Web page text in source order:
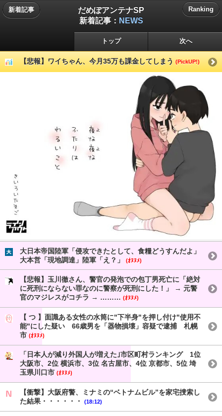
新着記事
だめぽアンテナSP
新着記事： NEWS
Ranking
トップ 次へ
【悲報】ワイちゃん、今月35万も課金してしまう (PickUP!)
大日本帝国陸軍「侵攻できたとして、食糧どうすんだよ」
大本営「現地調達」陸軍「え？」
(ｵﾇﾇﾒ)
【悲報】玉川徹さん、警官の発泡での包丁男死亡に「絶対
に死刑にならない罪なのに警察が死刑にした！」 → 元警
官のマジレスがコチラ → ……… (ｵﾇﾇﾒ)
【 つ 】面識ある女性の水筒に"下半身"を押し付け"使用不
能"にした疑い 66歳男を「器物損壊」容疑で逮捕 札幌
市 (ｵﾇﾇﾒ)
「日本人が減り外国人が増えた｣市区町村ランキング 1位
大阪市、2位 横浜市、3位 名古屋市、4位 京都市、5位 埼
玉県川口市 (ｵﾇﾇﾒ)
【衝撃】大阪府警、ミナミの“ベトナムビル”を家宅捜索し
た結果・・・・・・
(18:12)